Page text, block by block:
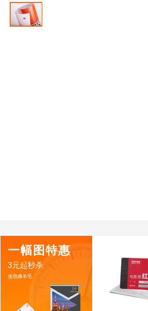
一幅图特惠
3元起秒杀
使劲薅羊毛